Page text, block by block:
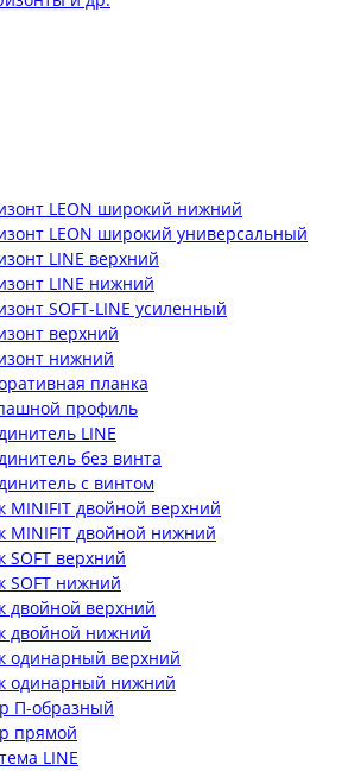
LEON широкий нижний
LEON широкий универсальный
LINE верхний
LINE нижний
SOFT-LINE усиленный
верхний
нижний
планка
профиль
LINE
без винта
с винтом
MINIFIT двойной верхний
MINIFIT двойной нижний
SOFT верхний
SOFT нижний
двойной верхний
двойной нижний
одинарный верхний
одинарный нижний
П-образный
прямой
LINE